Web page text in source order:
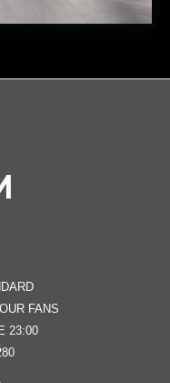
FANS
23:00